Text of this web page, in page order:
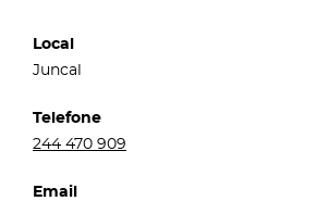
Local
Juncal
Telefone
244 470 909
Email